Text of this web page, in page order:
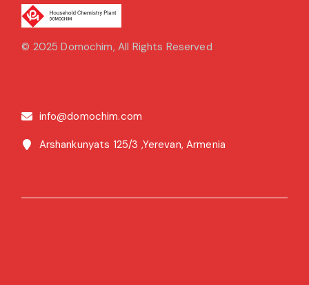
© 2025Domochim, All Rights Reserved
info@domochim.com
Arshankunyats 125/3 ,Yerevan, Armenia